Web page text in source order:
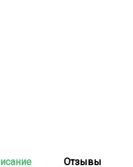
Отзывы